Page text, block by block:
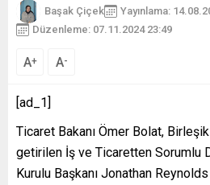
Başak Çiçek
Yayınlama:
Düzenleme: 07.11.2024 23:49
A+ A-
[ad_1]
Ticaret Bakanı Ömer Bolat, Birleşik
getirilen İş ve Ticaretten Sorumlu
Kurulu Başkanı Jonathan